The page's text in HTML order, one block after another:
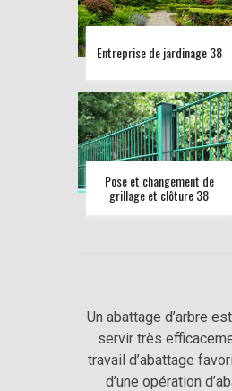
Entreprise de jardinage 38
Pose et changement de
grillage et clôture 38
Un abattage d’arbre
servir très
travail d’abattage
d’une opération